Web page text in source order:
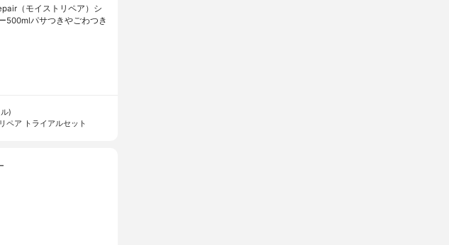
（モイストリペア）シ
500mlパサつきやごわつき
)
ペア トライアルセット